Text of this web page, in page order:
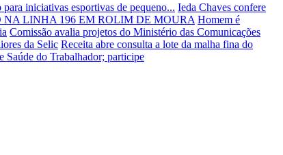
iniciativas esportivas de pequeno... Ieda Chaves confere
NA LINHA 196 EM ROLIM DE MOURA Homem é
Comissão avalia projetos do Ministério das Comunicações
da Selic Receita abre consulta a lote da malha fina do
Saúde do Trabalhador; participe